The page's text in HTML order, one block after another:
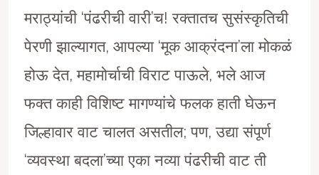
मराठ्यांची ‘पंढरीची वारी’च! रक्तातच सुसंस्कृतिची
पेरणी झाल्यागत, आपल्या ‘मूक आक्रंदना’ला मोकळं
होऊ देत, महामोर्चाची विराट पाऊले, भले आज
फक्त काही विशिष्ट मागण्यांचे फलक हाती घेऊन
जिल्हावार वाट चालत असतील; पण, उद्या संपूर्ण
‘व्यवस्था बदला’च्या एका नव्या पंढरीची वाट ती